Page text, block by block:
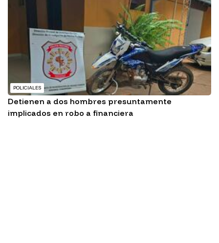
POLICIALES
Detienen a dos hombres presuntamente
implicados en robo a financiera